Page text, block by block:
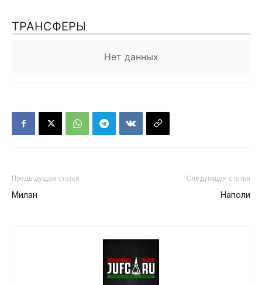
ТРАНСФЕРЫ
Нет данных
Предыдущая статья
Милан
Следующая статья
Наполи